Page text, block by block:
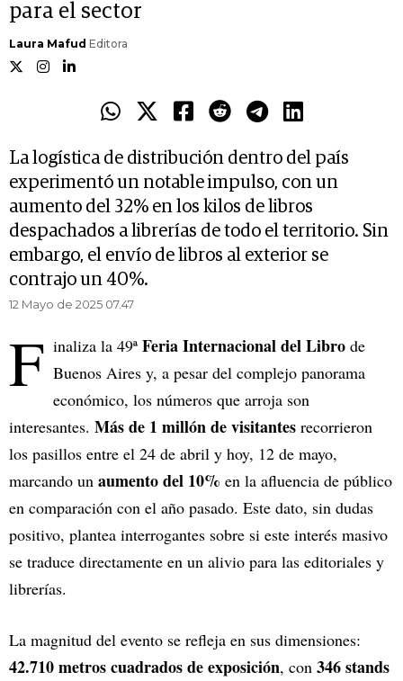
para el sector
Laura Mafud Editora
La logística de distribución dentro del país
experimentó un notable impulso, con un
aumento del 32% en los kilos de libros
despachados a librerías de todo el territorio. Sin
embargo, el envío de libros al exterior se
contrajo un 40%.
12 Mayo de 2025 07.47
F inaliza la 49ª Feria Internacional del Libro de
Buenos Aires y, a pesar del complejo panorama
económico, los números que arroja son
interesantes. Más de 1 millón de visitantes recorrieron
los pasillos entre el 24 de abril y hoy, 12 de mayo,
marcando un aumento del 10% en la afluencia de público
en comparación con el año pasado. Este dato, sin dudas
positivo, plantea interrogantes sobre si este interés masivo
se traduce directamente en un alivio para las editoriales y
librerías.
La magnitud del evento se refleja en sus dimensiones:
42.710 metros cuadrados de exposición, con 346 stands